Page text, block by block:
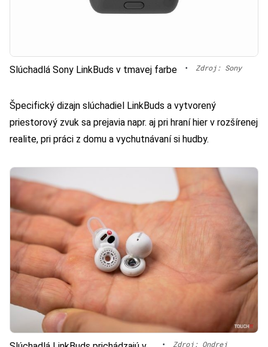
Slúchadlá Sony LinkBuds v tmavej farbe • Zdroj: Sony
Špecifický dizajn slúchadiel LinkBuds a vytvorený
priestorový zvuk sa prejavia napr. aj pri hraní hier v rozšírenej
realite, pri práci z domu a vychutnávaní si hudby.
•
Zdroj: Ondrej